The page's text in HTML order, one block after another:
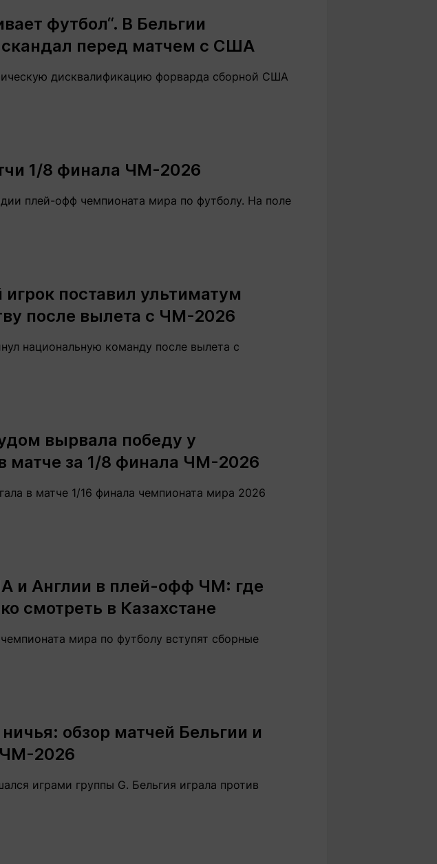
футбол“. В Бельгии
перед матчем с США
дисквалификацию форварда сборной США
1/8 финала ЧМ-2026
плей-офф чемпионата мира по футболу. На поле
поставил ультиматум
после вылета с ЧМ-2026
национальную команду после вылета с
вырвала победу у
матче за 1/8 финала ЧМ-2026
в матче 1/16 финала чемпионата мира 2026
и Англии в плей-офф ЧМ: где
смотреть в Казахстане
мира по футболу вступят сборные
обзор матчей Бельгии и
ЧМ-2026
играми группы G. Бельгия играла против